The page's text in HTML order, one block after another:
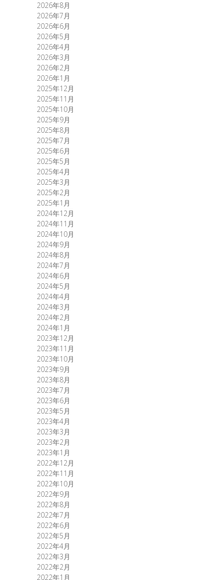
2026年8月
2026年7月
2026年6月
2026年5月
2026年4月
2026年3月
2026年2月
2026年1月
2025年12月
2025年11月
2025年10月
2025年9月
2025年8月
2025年7月
2025年6月
2025年5月
2025年4月
2025年3月
2025年2月
2025年1月
2024年12月
2024年11月
2024年10月
2024年9月
2024年8月
2024年7月
2024年6月
2024年5月
2024年4月
2024年3月
2024年2月
2024年1月
2023年12月
2023年11月
2023年10月
2023年9月
2023年8月
2023年7月
2023年6月
2023年5月
2023年4月
2023年3月
2023年2月
2023年1月
2022年12月
2022年11月
2022年10月
2022年9月
2022年8月
2022年7月
2022年6月
2022年5月
2022年4月
2022年3月
2022年2月
2022年1月